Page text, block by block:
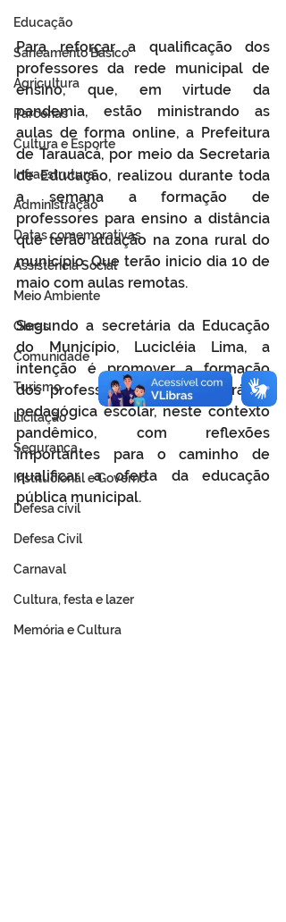
Educação
Saneamento Básico
Agricultura
Parcerias
Cultura e Esporte
Infraestrutura
Administração
Datas comemorativas
Assistência Social
Meio Ambiente
Obras
Comunidade
Turismo
Licitação
Segurança
Institucional e Governo
Defesa cívil
Defesa Civil
Carnaval
Cultura, festa e lazer
Memória e Cultura
Para reforçar a qualificação dos
professores da rede municipal de
ensino, que, em virtude da
pandemia, estão ministrando as
aulas de forma online, a Prefeitura
de Tarauacá, por meio da Secretaria
de Educação, realizou durante toda
a semana a formação de
professores para ensino a distância
que terão atuação na zona rural do
município. Que terão inicio dia 10 de
maio com aulas remotas.
Segundo a secretária da Educação
do Município, Lucicléia Lima, a
intenção é promover a formação
dos professores acerca da prática
pedagógica escolar, neste contexto
pandêmico, com reflexões
importantes para o caminho de
qualificar a oferta da educação
pública municipal.